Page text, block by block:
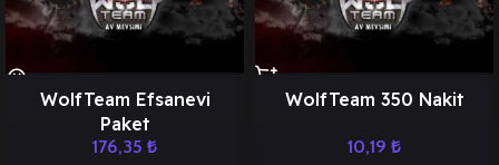
WolfTeam Efsanevi
Paket
176,35 ₺
WolfTeam 350 Nakit
10,19 ₺